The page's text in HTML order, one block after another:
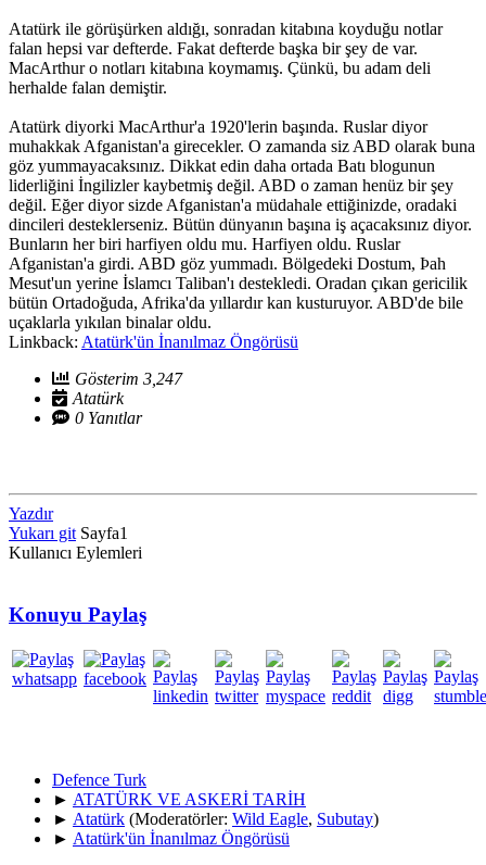
Atatürk ile görüşürken aldığı, sonradan kitabına koyduğu notlar
falan hepsi var defterde. Fakat defterde başka bir şey de var.
MacArthur o notları kitabına koymamış. Çünkü, bu adam deli
herhalde falan demiştir.
Atatürk diyorki MacArthur'a 1920'lerin başında. Ruslar diyor
muhakkak Afganistan'a girecekler. O zamanda siz ABD olarak buna
göz yummayacaksınız. Dikkat edin daha ortada Batı blogunun
liderliğini İngilizler kaybetmiş değil. ABD o zaman henüz bir şey
değil. Eğer diyor sizde Afganistan'a müdahale ettiğinizde, oradaki
dincileri desteklerseniz. Bütün dünyanın başına iş açacaksınız diyor.
Bunların her biri harfiyen oldu mu. Harfiyen oldu. Ruslar
Afganistan'a girdi. ABD göz yummadı. Bölgedeki Dostum, Þah
Mesut'un yerine İslamcı Taliban'ı destekledi. Oradan çıkan gericilik
bütün Ortadoğuda, Afrika'da yıllardır kan kusturuyor. ABD'de bile
uçaklarla yıkılan binalar oldu.
Linkback: Atatürk'ün İnanılmaz Öngörüsü
Gösterim 3,247
Atatürk
0 Yanıtlar
Yazdır
Yukarı git Sayfa1
Kullanıcı Eylemleri
Konuyu Paylaş
Defence Turk
► ATATÜRK VE ASKERİ TARİH
► Atatürk (Moderatörler: Wild Eagle, Subutay)
► Atatürk'ün İnanılmaz Öngörüsü